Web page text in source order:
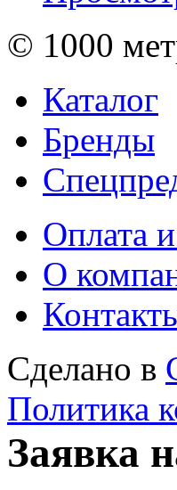
© 1000
Каталог
Бренды
Оплата
О
Сделано в
Политика
Заявка